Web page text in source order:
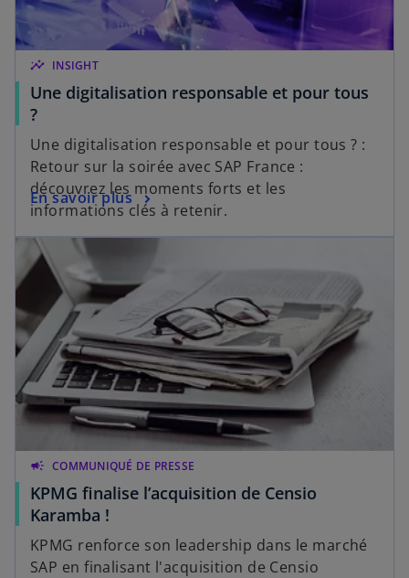
insights INSIGHT
Une digitalisation responsable et pour tous
?
Une digitalisation responsable et pour tous ? :
Retour sur la soirée avec SAP France :
découvrez les moments forts et les
informations clés à retenir.
En savoir plus
campaign COMMUNIQUÉ DE PRESSE
KPMG finalise l’acquisition de Censio
Karamba !
KPMG renforce son leadership dans le marché
SAP en finalisant l'acquisition de Censio